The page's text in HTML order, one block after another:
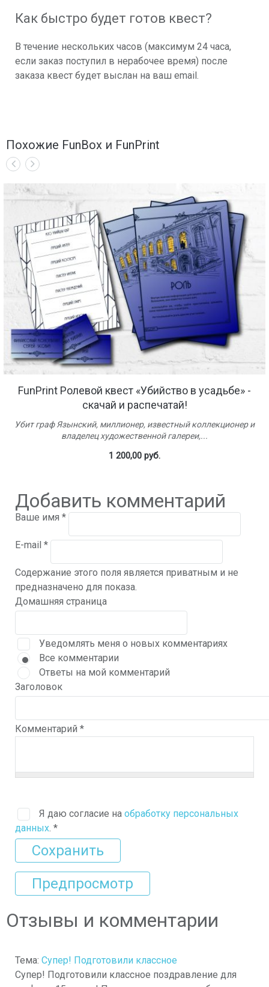
Как быстро будет готов квест?
В течение нескольких часов (максимум 24 часа,
если заказ поступил в нерабочее время) после
заказа квест будет выслан на ваш email.
Похожие FunBox и FunPrint
FunPrint Ролевой квест «Убийство в усадьбе» -
скачай и распечатай!
Убит граф Язынский, миллионер, известный коллекционер и
владелец художественной галереи,...
1 200,00 руб.
Добавить комментарий
Ваше имя *
E-mail *
Содержание этого поля является приватным и не
предназначено для показа.
Домашняя страница
Уведомлять меня о новых комментариях
Все комментарии
Ответы на мой комментарий
Заголовок
Комментарий *
Я даю согласие на обработку персональных
данных. *
Отзывы и комментарии
Тема: Супер! Подготовили классное
Супер! Подготовили классное поздравление для